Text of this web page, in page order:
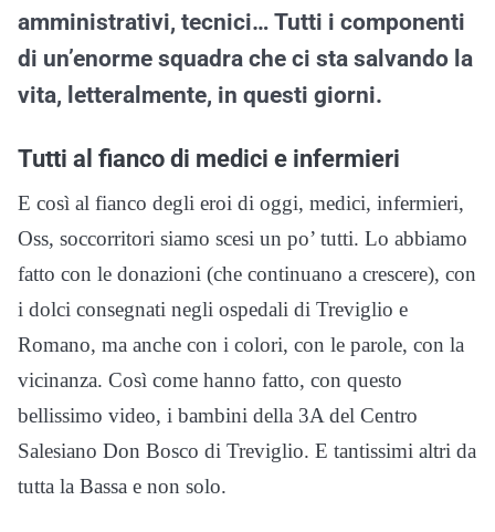
amministrativi, tecnici… Tutti i componenti
di un’enorme squadra che ci sta salvando la
vita, letteralmente, in questi giorni.
Tutti al fianco di medici e infermieri
E così al fianco degli eroi di oggi, medici, infermieri,
Oss, soccorritori siamo scesi un po’ tutti. Lo abbiamo
fatto con le donazioni (che continuano a crescere), con
i dolci consegnati negli ospedali di Treviglio e
Romano, ma anche con i colori, con le parole, con la
vicinanza. Così come hanno fatto, con questo
bellissimo video, i bambini della 3A del Centro
Salesiano Don Bosco di Treviglio. E tantissimi altri da
tutta la Bassa e non solo.